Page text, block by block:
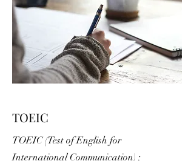
TOEIC
TOEIC (Test of English for
International Communication) :